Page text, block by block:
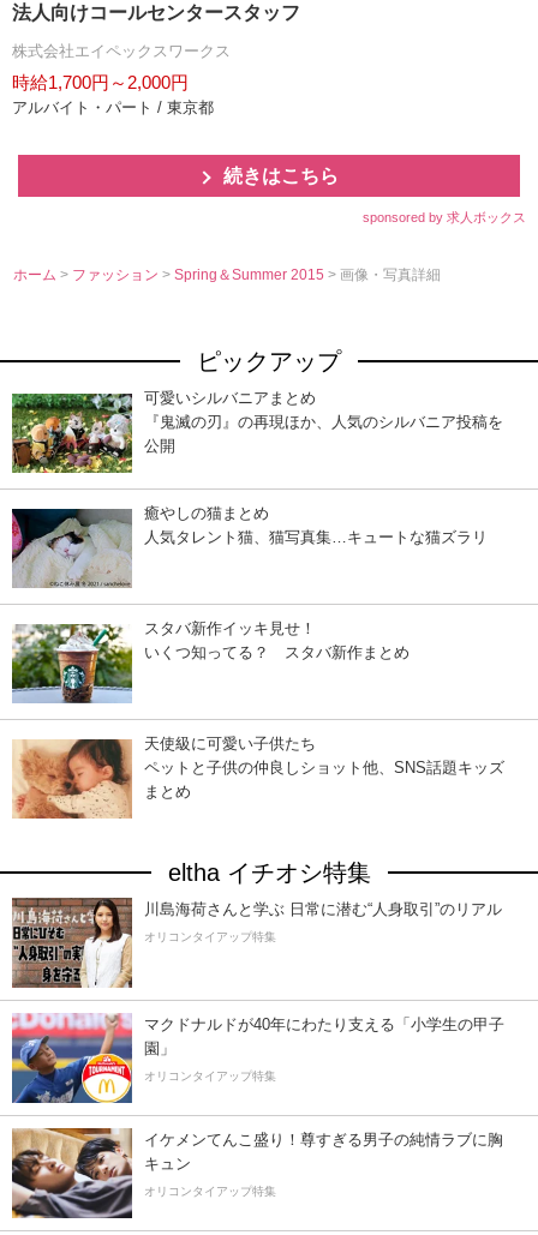
法人向けコールセンタースタッフ
株式会社エイペックスワークス
時給1,700円～2,000円
アルバイト・パート / 東京都
続きはこちら
sponsored by 求人ボックス
ホーム > ファッション>Spring＆Summer 2015> 画像・写真詳細
ピックアップ
可愛いシルバニアまとめ
『鬼滅の刃』の再現ほか、人気のシルバニア投稿を
公開
癒やしの猫まとめ
人気タレント猫、猫写真集…キュートな猫ズラリ
スタバ新作イッキ見せ！
いくつ知ってる？ スタバ新作まとめ
天使級に可愛い子供たち
ペットと子供の仲良しショット他、SNS話題キッズ
まとめ
eltha イチオシ特集
川島海荷さんと学ぶ 日常に潜む“人身取引”のリアル
オリコンタイアップ特集
マクドナルドが40年にわたり支える「小学生の甲子
園」
オリコンタイアップ特集
イケメンてんこ盛り！尊すぎる男子の純情ラブに胸
キュン
オリコンタイアップ特集